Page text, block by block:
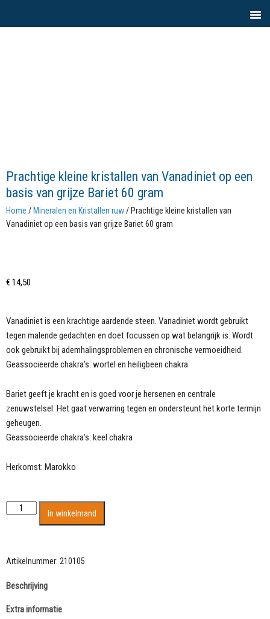
Prachtige kleine kristallen van Vanadiniet op een
basis van grijze Bariet 60 gram
Home / Mineralen en Kristallen ruw/ Prachtige kleine kristallen van
Vanadiniet op een basis van grijze Bariet 60 gram
€14,50
Vanadiniet is een krachtige aardende steen. Vanadiniet wordt gebruikt
tegen malende gedachten en doet focussen op wat belangrijk is. Wordt
ook gebruikt bij ademhalingsproblemen en chronische vermoeidheid.
Geassocieerde chakra’s: wortel en heiligbeen chakra
Bariet geeft je kracht en is goed voor je hersenen en centrale
zenuwstelsel. Het gaat verwarring tegen en ondersteunt het korte termijn
geheugen.
Geassocieerde chakra’s: keel chakra
Herkomst: Marokko
Prachtige
Vanadiniet
een
van
In winkelmand
Artikelnummer: 210105
Beschrijving
Extra informatie